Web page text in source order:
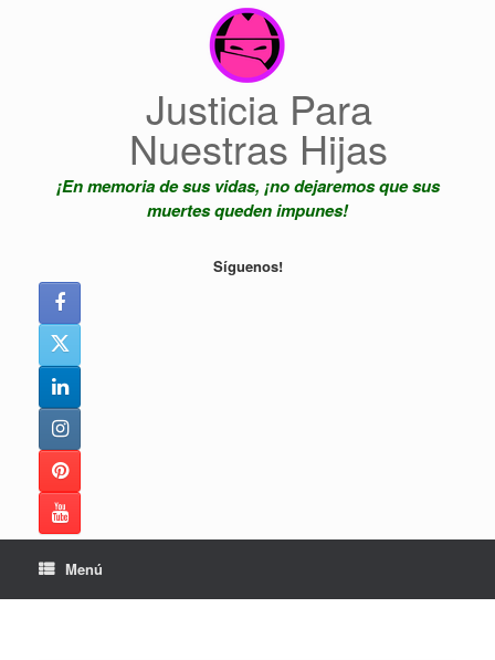
Justicia Para
Nuestras Hijas
¡En memoria de sus vidas, ¡no dejaremos que sus
muertes queden impunes!
Síguenos!
Menú